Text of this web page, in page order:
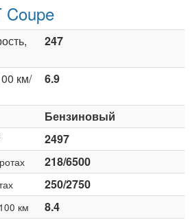
Coupe
247
км/
6.9
Бензиновый
2497
218/6500
250/2750
км
8.4